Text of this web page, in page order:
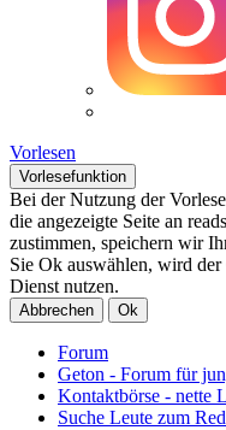
Vorlesen
Vorlesefunktion
Bei der Nutzung der
die angezeigte Seite an
zustimmen, speichern wir
Sie Ok auswählen, wird
Dienst nutzen.
Abbrechen Ok
Forum
Geton - Forum für
Kontaktbörse - nette
Suche Leute zum